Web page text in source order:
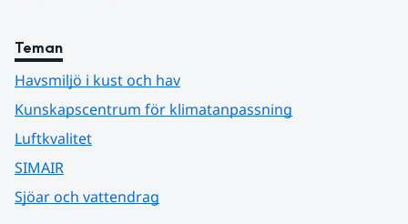
Teman
Havsmiljö i kust och hav
Kunskapscentrum för klimatanpassning
Luftkvalitet
SIMAIR
Sjöar och vattendrag